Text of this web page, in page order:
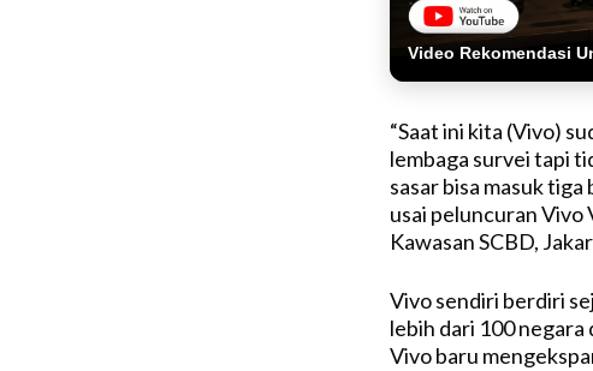
Video Rekomendasi
“Saat ini kita (Vivo)
lembaga survei tapi
sasar bisa masuk
usai peluncuran Vivo
Kawasan SCBD,
Vivo sendiri berdiri
lebih dari 100 negara
Vivo baru